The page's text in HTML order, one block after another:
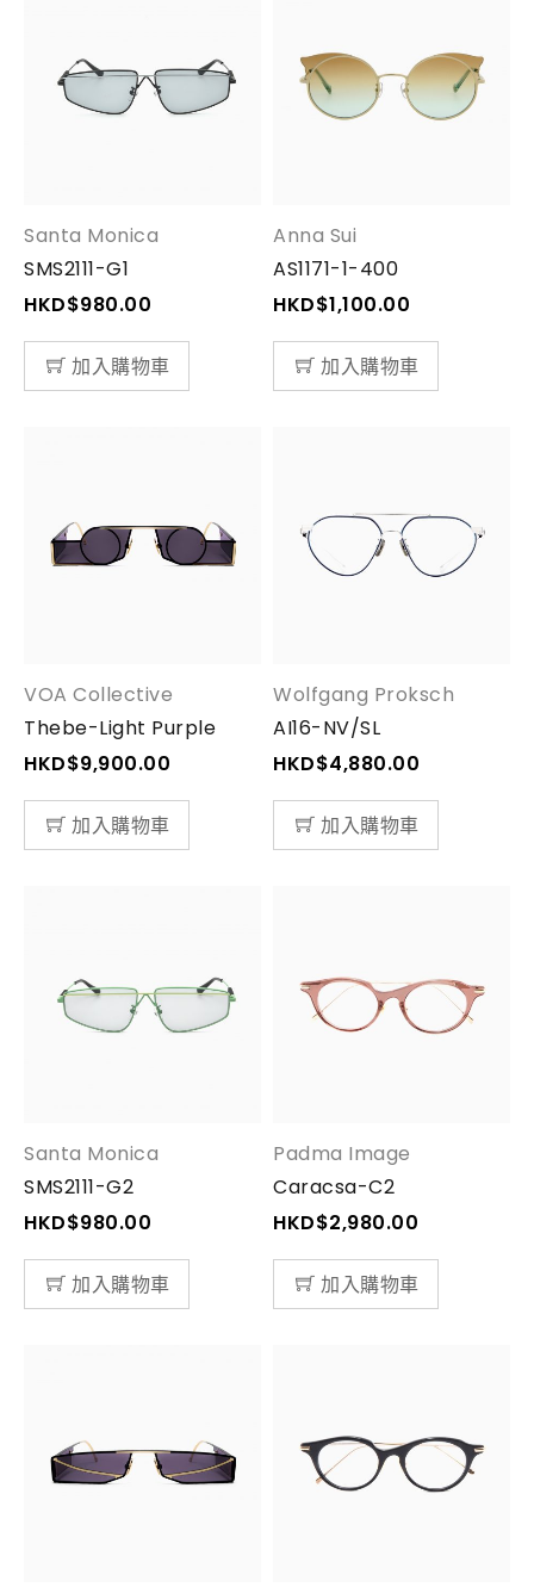
Santa Monica
SMS2111-G1
HKD$980.00
加入購物車
Anna Sui
AS1171-1-400
HKD$1,100.00
加入購物車
VOA Collective
Thebe-Light Purple
HKD$9,900.00
加入購物車
Wolfgang Proksch
AI16-NV/SL
HKD$4,880.00
加入購物車
Santa Monica
SMS2111-G2
HKD$980.00
加入購物車
Padma Image
Caracsa-C2
HKD$2,980.00
加入購物車